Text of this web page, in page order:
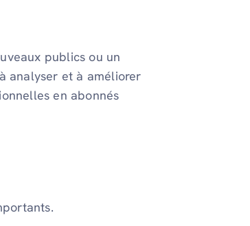
publics ou un
analyser et à améliorer
en abonnés